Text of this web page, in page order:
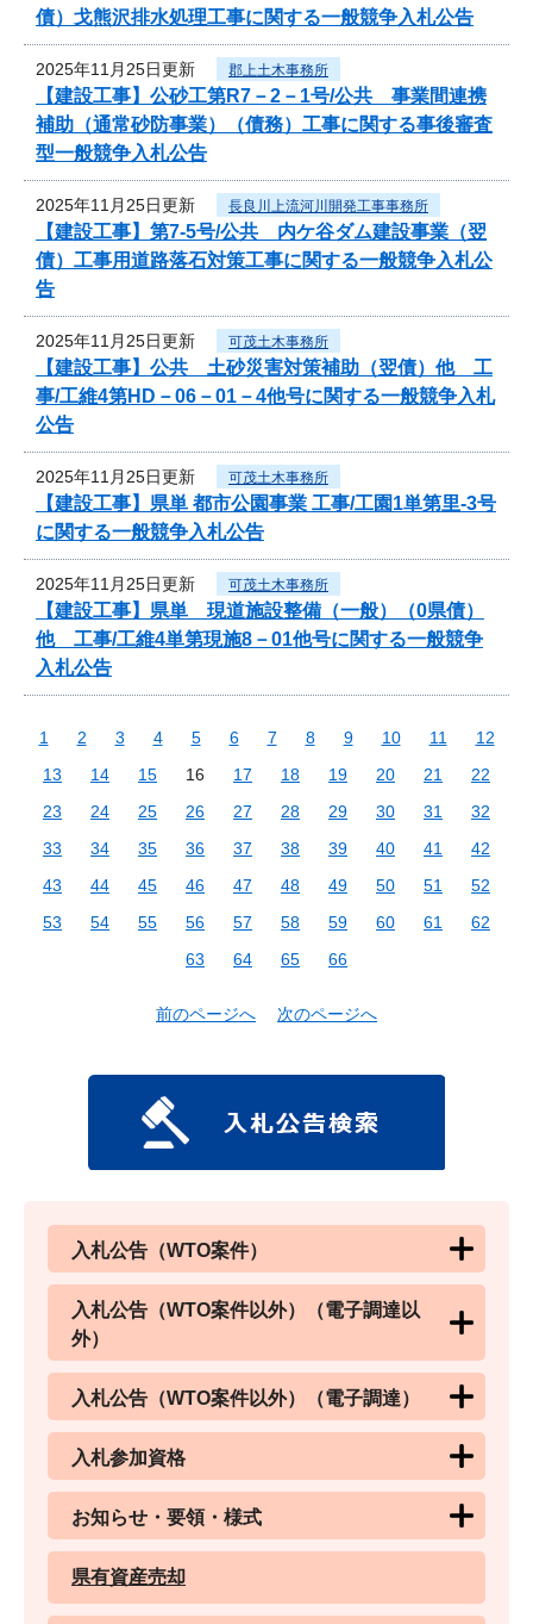
債）戈熊沢排水処理工事に関する一般競争入札公告
2025年11月25日更新 郡上土木事務所
【建設工事】公砂工第R7－2－1号/公共 事業間連携
補助（通常砂防事業）（債務）工事に関する事後審査
型一般競争入札公告
2025年11月25日更新 長良川上流河川開発工事事務所
【建設工事】第7-5号/公共 内ケ谷ダム建設事業（翌
債）工事用道路落石対策工事に関する一般競争入札公
告
2025年11月25日更新 可茂土木事務所
【建設工事】公共 土砂災害対策補助（翌債）他 工
事/工維4第HD－06－01－4他号に関する一般競争入札
公告
2025年11月25日更新 可茂土木事務所
【建設工事】県単 都市公園事業 工事/工園1単第里-3号
に関する一般競争入札公告
2025年11月25日更新 可茂土木事務所
【建設工事】県単 現道施設整備（一般）（0県債）
他 工事/工維4単第現施8－01他号に関する一般競争
入札公告
1 2 3 4 5 6 7 8 9 10 11
12
13
14 15 16 17 18 19 20 21
22
23
24 25 26 27 28 29 30 31
32
33
34 35 36 37 38 39 40 41
42
43
44 45 46 47 48 49 50 51
52
53
54 55 56 57 58 59 60 61
62
63
64 65 66
前のページへ 次のページへ
入札公告（WTO案件）
入札公告（WTO案件以外）（電子調達以
外）
入札公告（WTO案件以外）（電子調達）
入札参加資格
お知らせ・要領・様式
県有資産売却